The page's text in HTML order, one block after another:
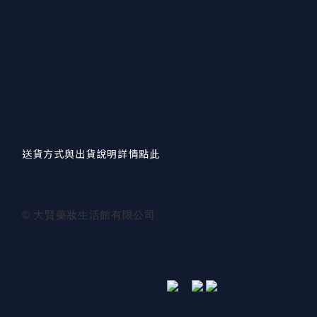
送貨方式與出貨說明詳情點此
© 大賢藥妝生活館有限公司